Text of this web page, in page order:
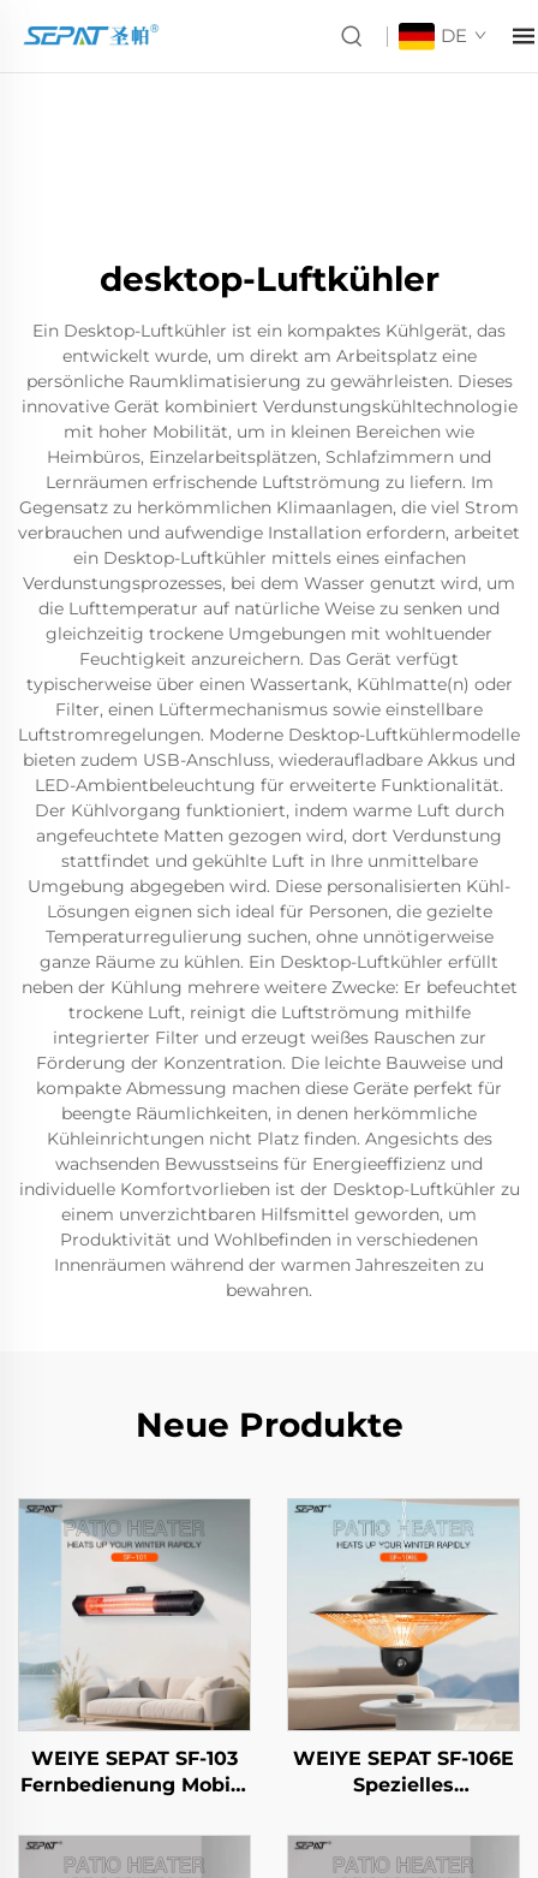
DE
desktop-Luftkühler
Ein Desktop-Luftkühler ist ein kompaktes Kühlgerät, das
entwickelt wurde, um direkt am Arbeitsplatz eine
persönliche Raumklimatisierung zu gewährleisten. Dieses
innovative Gerät kombiniert Verdunstungskühltechnologie
mit hoher Mobilität, um in kleinen Bereichen wie
Heimbüros, Einzelarbeitsplätzen, Schlafzimmern und
Lernräumen erfrischende Luftströmung zu liefern. Im
Gegensatz zu herkömmlichen Klimaanlagen, die viel Strom
verbrauchen und aufwendige Installation erfordern, arbeitet
ein Desktop-Luftkühler mittels eines einfachen
Verdunstungsprozesses, bei dem Wasser genutzt wird, um
die Lufttemperatur auf natürliche Weise zu senken und
gleichzeitig trockene Umgebungen mit wohltuender
Feuchtigkeit anzureichern. Das Gerät verfügt
typischerweise über einen Wassertank, Kühlmatte(n) oder
Filter, einen Lüftermechanismus sowie einstellbare
Luftstromregelungen. Moderne Desktop-Luftkühlermodelle
bieten zudem USB-Anschluss, wiederaufladbare Akkus und
LED-Ambientbeleuchtung für erweiterte Funktionalität.
Der Kühlvorgang funktioniert, indem warme Luft durch
angefeuchtete Matten gezogen wird, dort Verdunstung
stattfindet und gekühlte Luft in Ihre unmittelbare
Umgebung abgegeben wird. Diese personalisierten Kühl-
Lösungen eignen sich ideal für Personen, die gezielte
Temperaturregulierung suchen, ohne unnötigerweise
ganze Räume zu kühlen. Ein Desktop-Luftkühler erfüllt
neben der Kühlung mehrere weitere Zwecke: Er befeuchtet
trockene Luft, reinigt die Luftströmung mithilfe
integrierter Filter und erzeugt weißes Rauschen zur
Förderung der Konzentration. Die leichte Bauweise und
kompakte Abmessung machen diese Geräte perfekt für
beengte Räumlichkeiten, in denen herkömmliche
Kühleinrichtungen nicht Platz finden. Angesichts des
wachsenden Bewusstseins für Energieeffizienz und
individuelle Komfortvorlieben ist der Desktop-Luftkühler zu
einem unverzichtbaren Hilfsmittel geworden, um
Produktivität und Wohlbefinden in verschiedenen
Innenräumen während der warmen Jahreszeiten zu
bewahren.
Neue Produkte
WEIYE SEPAT SF-103
Fernbedienung Mobile
beschichtetes Halogen
Aluminiumlegierung
WEIYE SEPAT SF-106E
Spezielles
Fernbedienung
Sicherheitsgitter